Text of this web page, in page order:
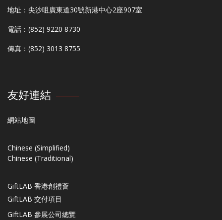
地址：尖沙咀廣東道30號新港中心2座907室
電話：(852) 9220 8730
傳真：(852) 3013 8755
友好連結
網站地圖
Chinese (Simplified)
Chinese (Traditional)
GiftLAB 香港創禮薈
GiftLAB 交付項目
GiftLAB 參展公司總覽